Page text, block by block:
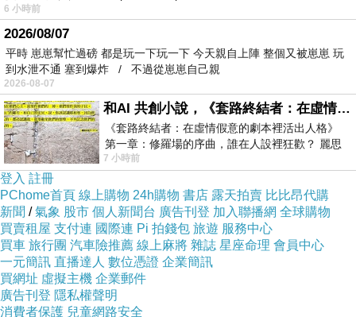
6 小時前
2026/08/07
平時 崽崽幫忙過磅 都是玩一下玩一下 今天親自上陣 整個又被崽崽 玩
到水泄不通 塞到爆炸 / 不過從崽崽自己親
2026-08-07
和AI 共創小說，《套路終結者：在虛情假意的劇本裡活出人格》
《套路終結者：在虛情假意的劇本裡活出人格》
第一章：修羅場的序曲，誰在人設裡狂歡？ 麗思
卡爾頓酒店的總統套房內，燈光昏
7 小時前
登入 註冊
PChome首頁 線上購物 24h購物 書店 露天拍賣 比比昂代購
新聞 /氣象 股市 個人新聞台 廣告刊登 加入聯播網 全球購物
買賣租屋 支付連 國際連 Pi 拍錢包 旅遊 服務中心
買車 旅行團 汽車險推薦 線上麻將 雜誌 星座命理 會員中心
一元簡訊 直播達人 數位憑證 企業簡訊
買網址 虛擬主機 企業郵件
廣告刊登 隱私權聲明
消費者保護 兒童網路安全